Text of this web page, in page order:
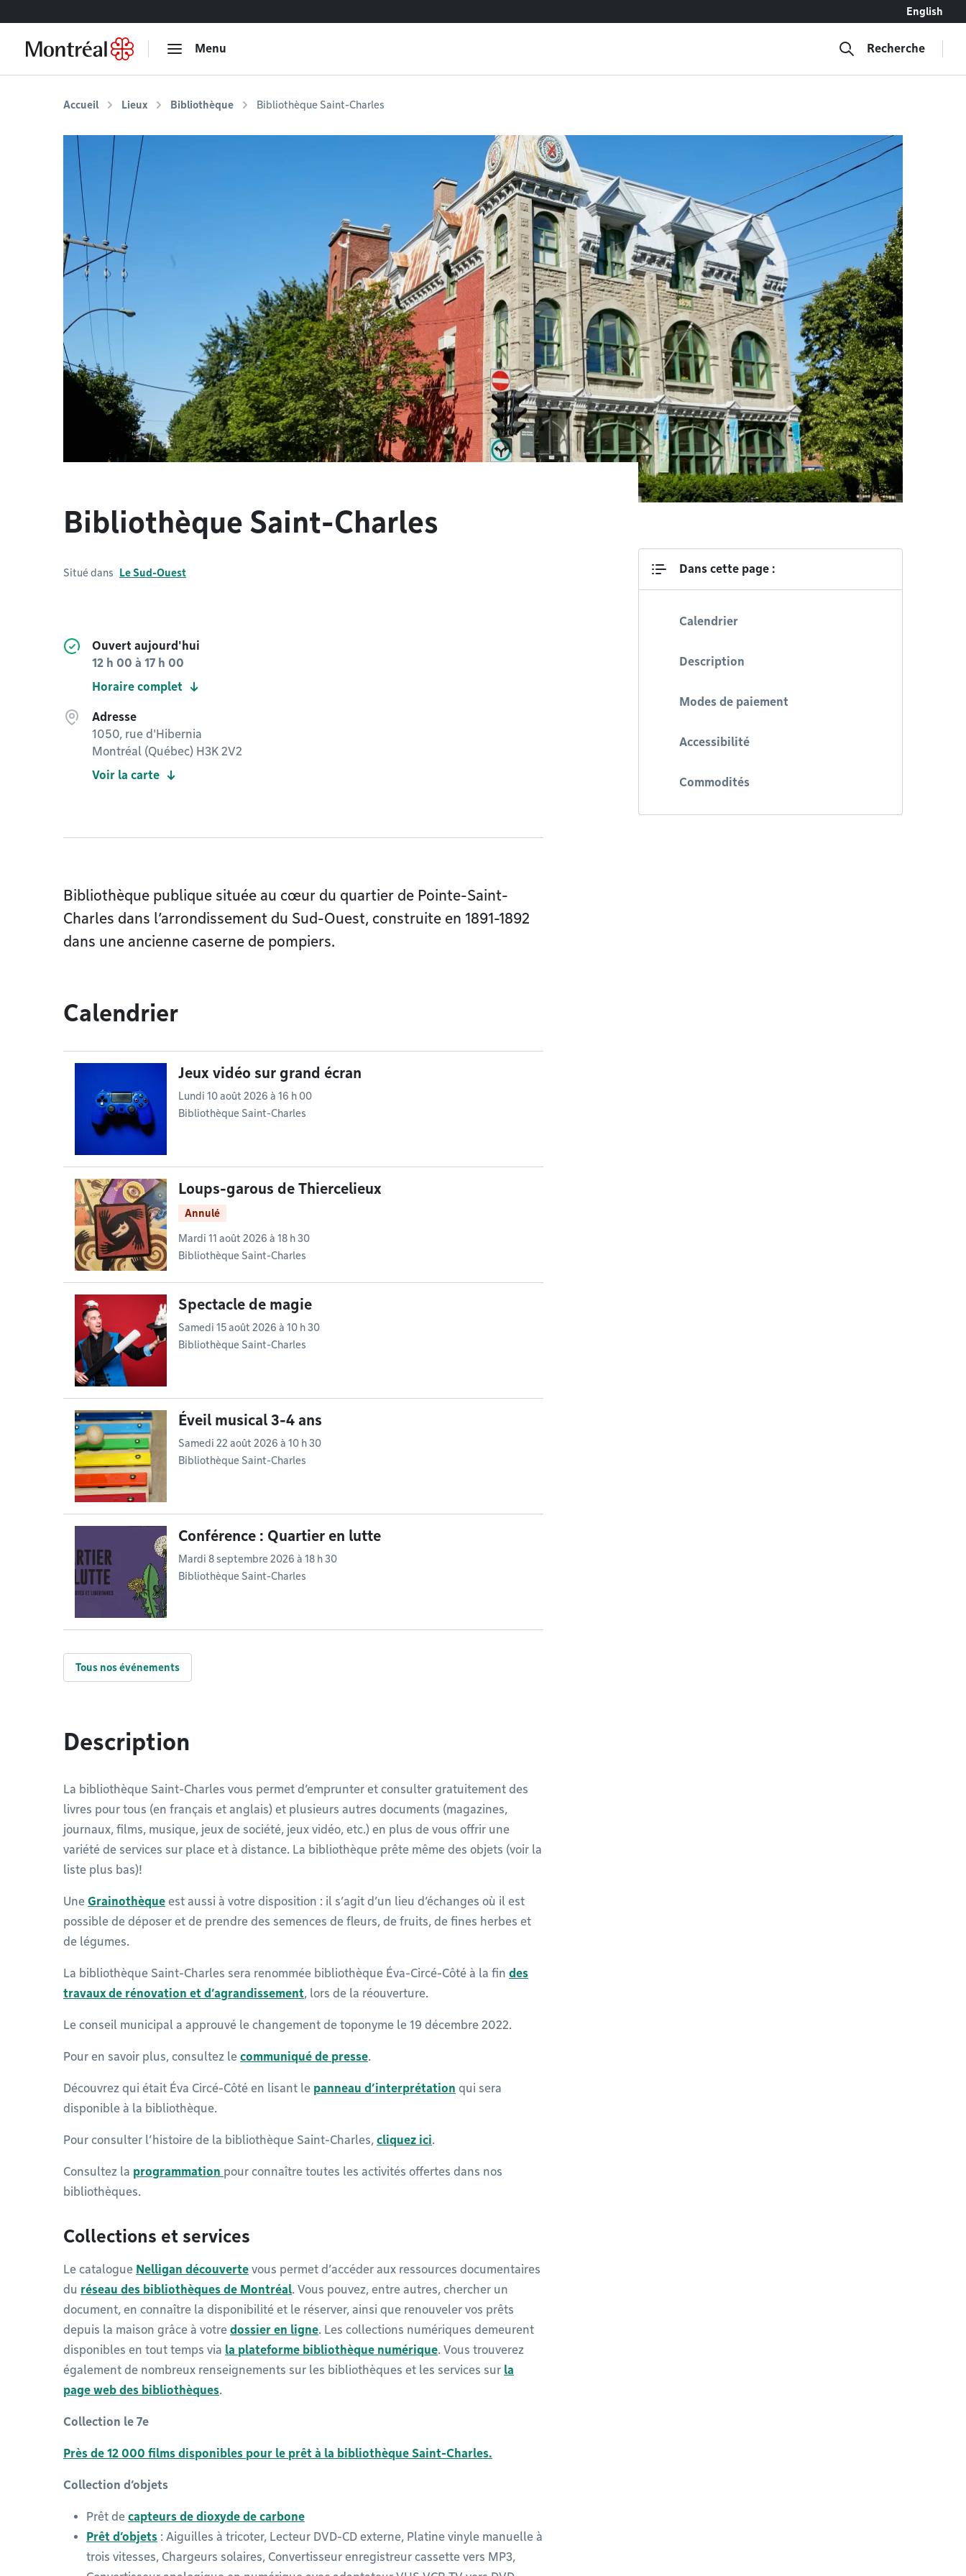
English
Menu Recherche
Accueil Lieux Bibliothèque Bibliothèque Saint-Charles
Bibliothèque Saint-Charles
Situé dans Le Sud-Ouest
Ouvert aujourd'hui
12 h 00 à 17 h 00
Horaire complet
Adresse
1050, rue d'Hibernia
Montréal (Québec) H3K 2V2
Voir la carte
Dans cette page :
Calendrier
Description
Modes de paiement
Accessibilité
Commodités
Bibliothèque publique située au cœur du quartier de Pointe-Saint-
Charles dans l’arrondissement du Sud-Ouest, construite en 1891-1892
dans une ancienne caserne de pompiers.
Calendrier
Jeux vidéo sur grand écran
Lundi 10 août 2026 à 16 h 00
Bibliothèque Saint-Charles
Loups-garous de Thiercelieux
Annulé
Mardi 11 août 2026 à 18 h 30
Bibliothèque Saint-Charles
Spectacle de magie
Samedi 15 août 2026 à 10 h 30
Bibliothèque Saint-Charles
Éveil musical 3-4 ans
Samedi 22 août 2026 à 10 h 30
Bibliothèque Saint-Charles
Conférence : Quartier en lutte
Mardi 8 septembre 2026 à 18 h 30
Bibliothèque Saint-Charles
Tous nos événements
Description
La bibliothèque Saint-Charles vous permet d’emprunter et consulter gratuitement des
livres pour tous (en français et anglais) et plusieurs autres documents (magazines,
journaux, films, musique, jeux de société, jeux vidéo, etc.) en plus de vous offrir une
variété de services sur place et à distance. La bibliothèque prête même des objets (voir la
liste plus bas)!
Une Grainothèque est aussi à votre disposition : il s’agit d’un lieu d’échanges où il est
possible de déposer et de prendre des semences de fleurs, de fruits, de fines herbes et
de légumes.
La bibliothèque Saint-Charles sera renommée bibliothèque Éva-Circé-Côté à la fin des
travaux de rénovation et d’agrandissement, lors de la réouverture.
Le conseil municipal a approuvé le changement de toponyme le 19 décembre 2022.
Pour en savoir plus, consultez le communiqué de presse.
Découvrez qui était Éva Circé-Côté en lisant le panneau d’interprétation qui sera
disponible à la bibliothèque.
Pour consulter l’histoire de la bibliothèque Saint-Charles, cliquez ici.
Consultez la programmation pour connaître toutes les activités offertes dans nos
bibliothèques.
Collections et services
Le catalogue Nelligan découverte vous permet d’accéder aux ressources documentaires
du réseau des bibliothèques de Montréal. Vous pouvez, entre autres, chercher un
document, en connaître la disponibilité et le réserver, ainsi que renouveler vos prêts
depuis la maison grâce à votre dossier en ligne. Les collections numériques demeurent
disponibles en tout temps via la plateforme bibliothèque numérique. Vous trouverez
également de nombreux renseignements sur les bibliothèques et les services sur la
page web des bibliothèques.
Collection le 7e
Près de 12 000 films disponibles pour le prêt à la bibliothèque Saint-Charles.
Collection d’objets
Prêt de capteurs de dioxyde de carbone
Prêt d’objets : Aiguilles à tricoter, Lecteur DVD-CD externe, Platine vinyle manuelle à
trois vitesses, Chargeurs solaires, Convertisseur enregistreur cassette vers MP3,